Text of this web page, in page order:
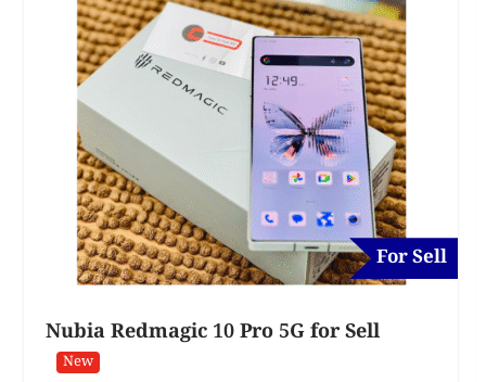
For Sell
Nubia Redmagic 10 Pro 5G for Sell
New